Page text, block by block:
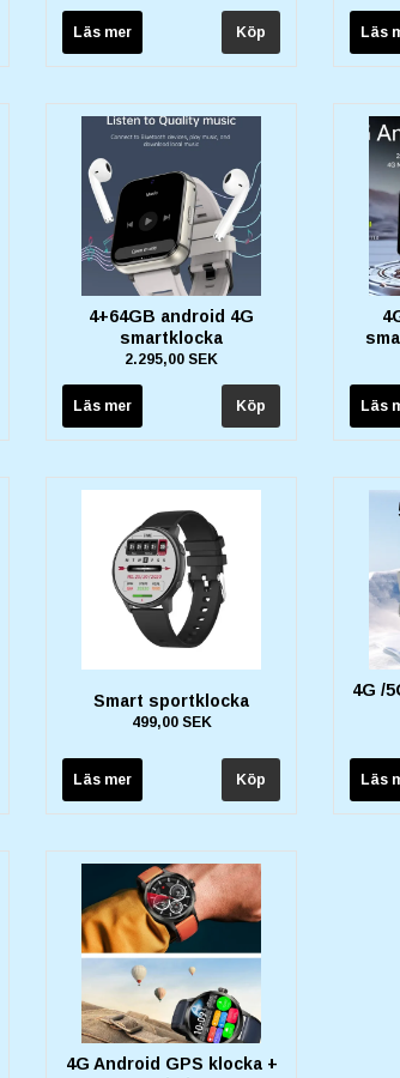
Läs mer Läs
4+64GB android 4G
smartklocka
2.295,00 SEK
Läs mer Läs
Smart sportklocka
499,00 SEK
Läs mer
4G /
Läs
4G Android GPS klocka +